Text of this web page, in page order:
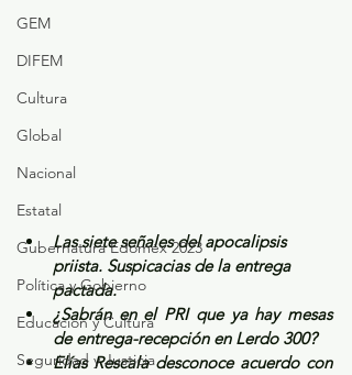
GEM
DIFEM
Cultura
Global
Nacional
Estatal
Gubernatura Edoméx 2023
Política y Gobierno
Educación y Cultura
Seguridad y Justicia
Las siete señales del apocalipsis
priista. Suspicacias de la entrega
pactada.
¿Sabrán en el PRI que ya hay mesas
de entrega-recepción en Lerdo 300?
Elías Rescala desconoce acuerdo con